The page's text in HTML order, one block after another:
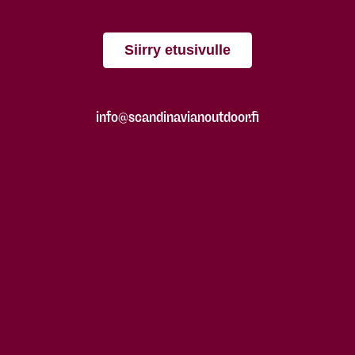
Siirry etusivulle
info@scandinavianoutdoor.fi